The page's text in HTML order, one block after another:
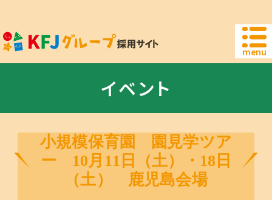
鹿児島の小規模保育園「こどもファースト・
menu
イベント
小規模保育園 園見学ツア
ー 10月11日（土）・18日
（土） 鹿児島会場